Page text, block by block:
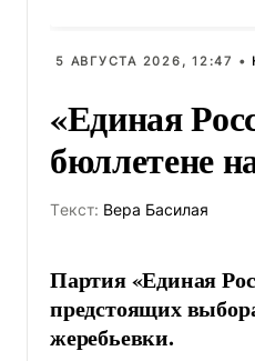
5 АВГУСТА 2026, 12:47 •
«Единая
бюллетене
Tекст: Вера Басилая
Партия «Единая
предстоящих
жеребьевки.